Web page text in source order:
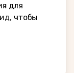
для
чтобы